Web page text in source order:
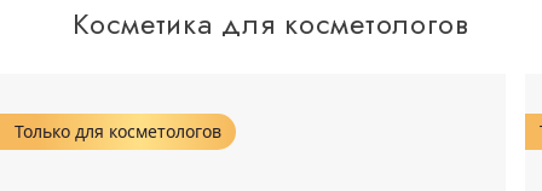
Косметика для косметологов
Только для косметологов